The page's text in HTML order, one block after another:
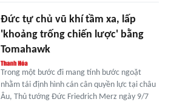
Đức tự chủ vũ khí tầm xa, lấp
'khoảng trống chiến lược' bằng
Tomahawk
Trong một bước đi mang tính bước ngoặt
nhằm tái định hình cán cân quyền lực tại châu
Âu, Thủ tướng Đức Friedrich Merz ngày 9/7